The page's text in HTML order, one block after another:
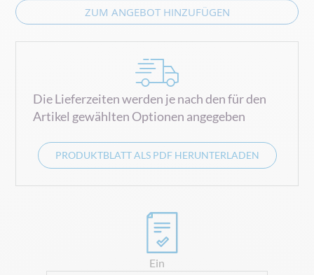
ZUM ANGEBOT HINZUFÜGEN
Die Lieferzeiten werden je nach den für den
Artikel gewählten Optionen angegeben
PRODUKTBLATT ALS PDF HERUNTERLADEN
Ein